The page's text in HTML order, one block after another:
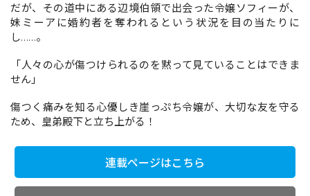
閉じる
だが、その道中にある辺境伯領で出会った令嬢ソフィーが、
妹ミーアに婚約者を奪われるという状況を目の当たりに
し……。
「人々の心が傷つけられるのを黙って見ていることはできま
せん」
傷つく痛みを知る心優しき崖っぷち令嬢が、大切な友を守る
ため、皇弟殿下と立ち上がる！
連載ページはこちら